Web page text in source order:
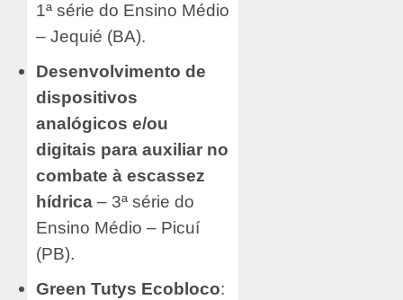
1ª série do Ensino Médio
– Jequié (BA).
Desenvolvimento de
dispositivos
analógicos e/ou
digitais para auxiliar no
combate à escassez
hídrica – 3ª série do
Ensino Médio – Picuí
(PB).
Green Tutys Ecobloco: